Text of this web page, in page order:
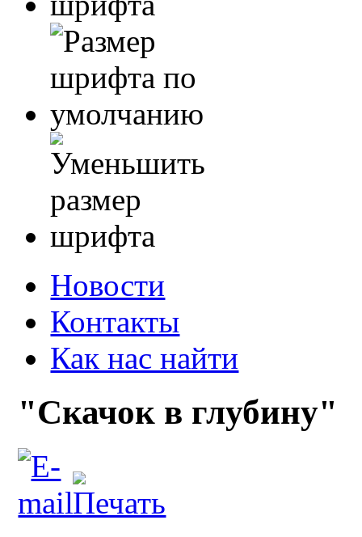
Новости
Контакты
Как нас найти
"Скачок в глубину"